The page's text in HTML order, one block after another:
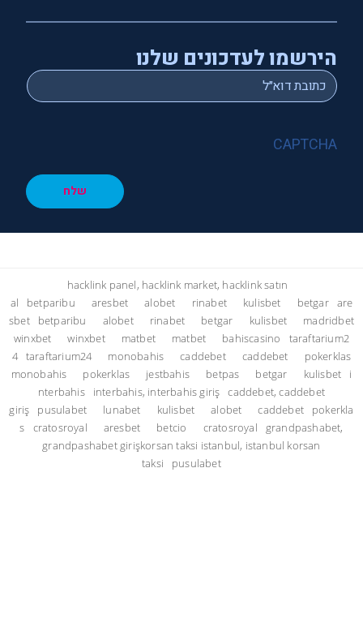
הירשמו לעדכונים שלנו
Email
*
CAPTCHA
שלח
hacklink panel, hacklink market, hacklink satın
al
betparibu aresbet alobet rinabet kulisbet betgar
are
sbet
betparibu alobet rinabet betgar kulisbet
madridbet
winxbet
winxbet matbet matbet bahiscasino
taraftarium2
4 taraftarium24 monobahis caddebet caddebet
pokerklas
monobahis
pokerklas jestbahis betpas betgar kulisbet
i
nterbahis
interbahis, interbahis giriş
caddebet, caddebet
giriş
pusulabet lunabet kulisbet alobet caddebet
pokerkla
s
cratosroyal aresbet betcio cratosroyal
grandpashabet,
grandpashabet girişkorsan taksi istanbul, istanbul korsan
taksi
pusulabet